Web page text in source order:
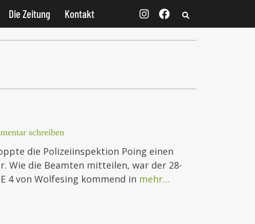
Die Zeitung Kontakt
schreiben
die Polizeiinspektion Poing einen
Wie die Beamten mitteilen, war der 28-
4 von Wolfesing kommend in mehr…